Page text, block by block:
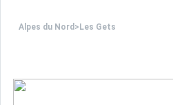
SERVICES OPTIONNELS :
À votre arrivée : Produits
Alpes du Nord > Les Gets